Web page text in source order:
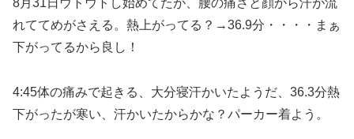
8月31日ウトウトし始めてたが、腰の痛さと顔から汗が流
れててめがさえる。熱上がってる？→36.9分・・・・まぁ
下がってるから良し！
4:45体の痛みで起きる、大分寝汗かいたようだ、36.3分熱
下がったが寒い、汗かいたからかな？パーカー着よう。